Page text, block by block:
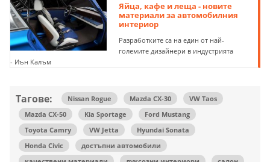
Яйца, кафе и леща - новите
материали за автомобилния
интериор
Разработките са на един от най-
големите дизайнери в индустрията
- Иън Калъм
Тагове: Nissan Rogue Mazda CX-30
VW Taos
Mazda CX-50
Kia Sportage
Ford Mustang
Toyota Camry
VW Jetta
Hyundai Sonata
Honda Civic
достъпни автомобили